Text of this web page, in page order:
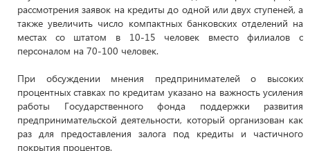
рассмотрения заявок на кредиты до одной или двух ступеней, а
также увеличить число компактных банковских отделений на
местах со штатом в 10-15 человек вместо филиалов с
персоналом на 70-100 человек.
При обсуждении мнения предпринимателей о высоких
процентных ставках по кредитам указано на важность усиления
работы Государственного фонда поддержки развития
предпринимательской деятельности, который организован как
раз для предоставления залога под кредиты и частичного
покрытия процентов.